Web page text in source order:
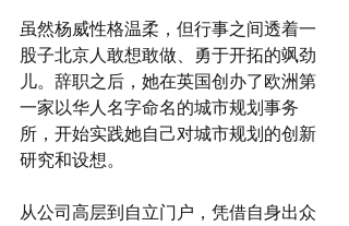
虽然杨威性格温柔，但行事之间透着一
股子北京人敢想敢做、勇于开拓的飒劲
儿。辞职之后，她在英国创办了欧洲第
一家以华人名字命名的城市规划事务
所，开始实践她自己对城市规划的创新
研究和设想。
从公司高层到自立门户，凭借自身出众